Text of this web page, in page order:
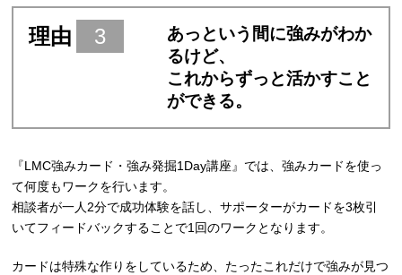
理由 3
あっという間に強みがわか
るけど、
これからずっと活かすこと
ができる。
『LMC強みカード・強み発掘1Day講座』では、強みカードを使っ
て何度もワークを行います。
相談者が一人2分で成功体験を話し、サポーターがカードを3枚引
いてフィードバックすることで1回のワークとなります。
カードは特殊な作りをしているため、たったこれだけで強みが見つ